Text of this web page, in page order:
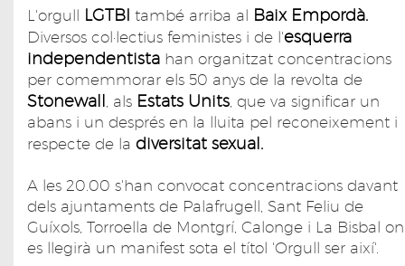
L'orgull LGTBI també arriba al Baix Empordà.
Diversos col·lectius feministes i de l'esquerra
independentista han organitzat concentracions
per comemmorar els 50 anys de la revolta de
Stonewall , als Estats Units, que va significar un
abans i un després en la lluita pel reconeixement i
respecte de la diversitat sexual.
A les 20.00 s'han convocat concentracions davant
dels ajuntaments de Palafrugell, Sant Feliu de
Guíxols, Torroella de Montgrí, Calonge i La Bisbal on
es llegirà un manifest sota el títol 'Orgull ser així'.